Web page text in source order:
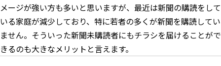
メージが強い方も多いと思いますが、最近は新聞の購読をして
いる家庭が減少しており、特に若者の多くが新聞を購読してい
ません。そういった新聞未購読者にもチラシを届けることがで
きるのも大きなメリットと言えます。